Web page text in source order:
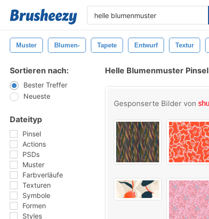
Muster Blumen- Tapete Entwurf Textur
Sortieren nach:
Bester Treffer
Neueste
Dateityp
Pinsel
Actions
PSDs
Muster
Farbverläufe
Texturen
Symbole
Formen
Styles
Helle Blumenmuster Pinsel
Gesponserte Bilder von